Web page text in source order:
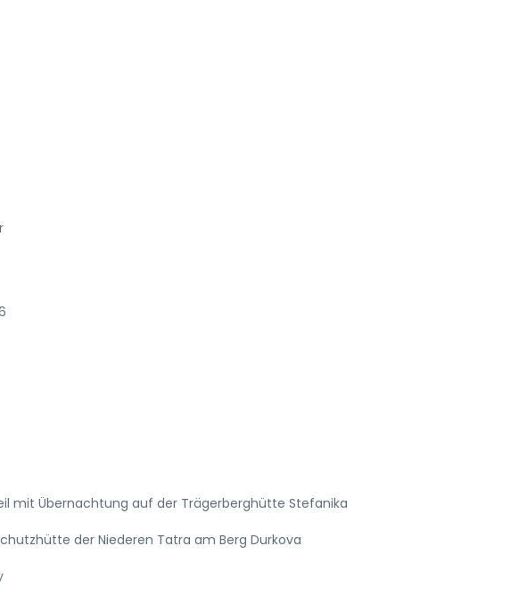
mit Übernachtung auf der Trägerberghütte Stefanika
der Niederen Tatra am Berg Durkova